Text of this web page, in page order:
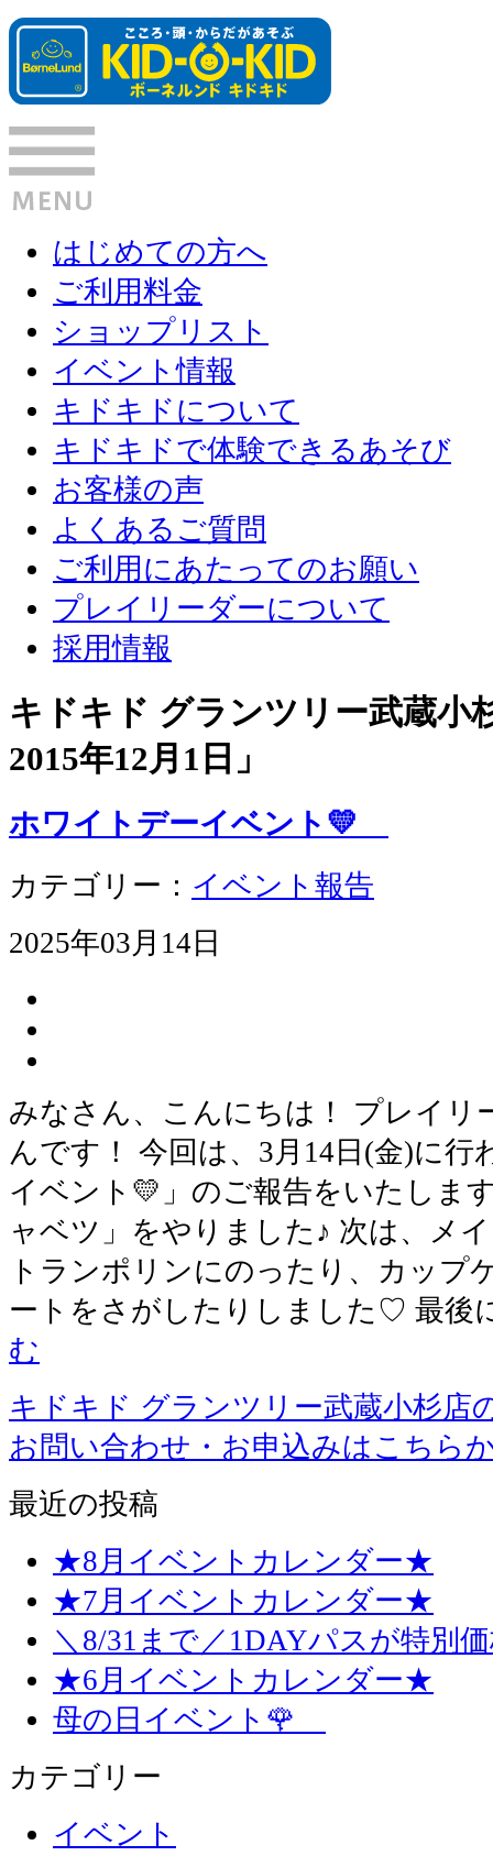
はじめての方へ
ご利用料金
ショップリスト
イベント情報
キドキドについて
キドキドで体験できるあそび
お客様の声
よくあるご質問
ご利用にあたってのお願い
プレイリーダーについて
採用情報
キドキド グランツリー武蔵
2015年12月1日 」
ホワイトデーイベント💛
カテゴリー： イベント報告
2025年03月14日
みなさん、こんにちは！ プレイリ
んです！ 今回は、3月14日(金)に行
イベント💛」のご報告をいたしま
ャベツ」をやりました♪ 次は、メ
トランポリンにのったり、カップ
ートをさがしたりしました♡ 最後
む
キドキド グランツリー武蔵小杉店
お問い合わせ・お申込みはこちら
最近の投稿
★8月イベントカレンダー★
★7月イベントカレンダー★
＼8/31まで／1DAYパスが特別
★6月イベントカレンダー★
母の日イベント🌹
カテゴリー
イベント